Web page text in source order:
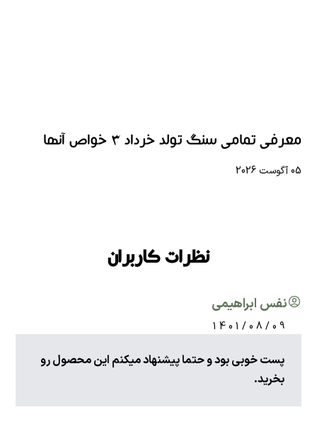
معرفی تمامی سنگ تولد خرداد 3 خواص آنها
05 آگوست 2026
نظرات کاربران
نفس ابراهیمی
1401/08/09
پست خوبی بود و حتما پیشنهاد میکنم این محصول رو
بخرید.